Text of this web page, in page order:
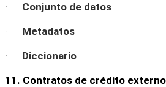
· Conjunto de datos
· Metadatos
· Diccionario
11. Contratos de crédito